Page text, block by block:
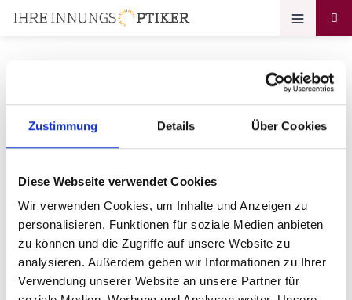
Zustimmung Details Über Cookies
Diese Webseite verwendet Cookies
Wir verwenden Cookies, um Inhalte und Anzeigen zu
personalisieren, Funktionen für soziale Medien anbieten
zu können und die Zugriffe auf unsere Website zu
analysieren. Außerdem geben wir Informationen zu Ihrer
Verwendung unserer Website an unsere Partner für
Ihr Zugang zum
Optikerprofil
Oskar Görlandt Inh. Thomas
Lindenkohl e. K.
Bitte geben Sie Ihr Passwort ein: